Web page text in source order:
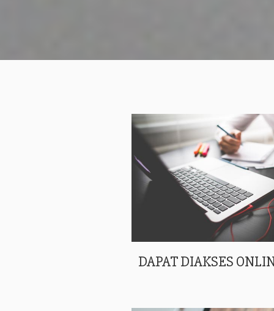
DAPAT DIAKSES